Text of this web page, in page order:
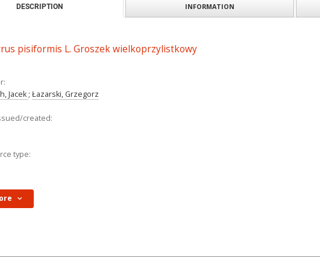
DESCRIPTION INFORMATION
pisiformis L. Groszek wielkoprzylistkowy
Jacek ; Łazarski, Grzegorz
created:
type: